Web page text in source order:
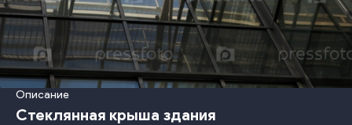
Описание
Стеклянная крыша здания